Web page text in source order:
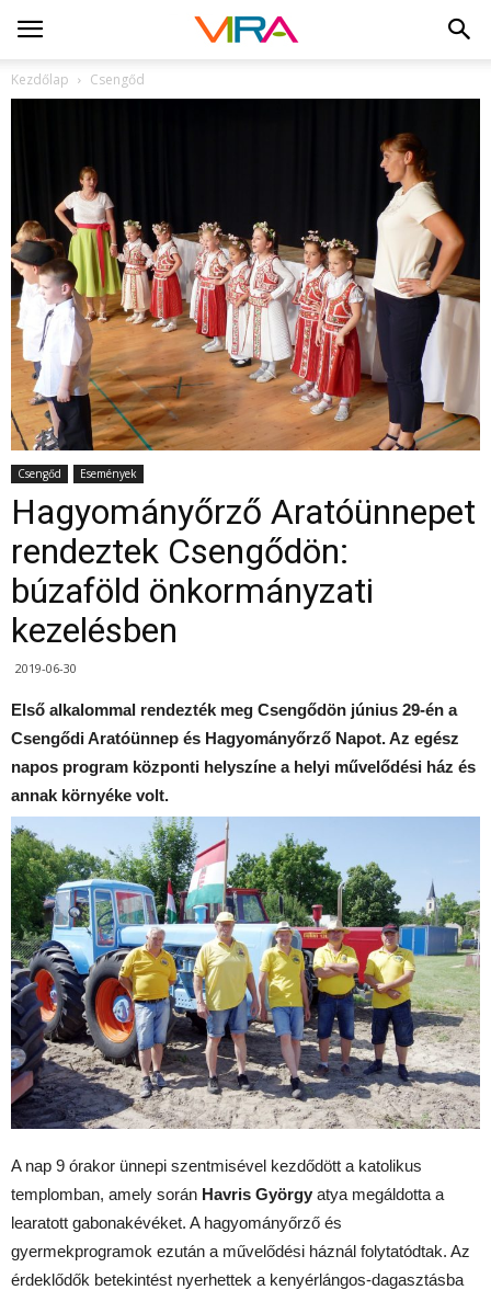
Kezdőlap Csengőd
Csengőd Események
Hagyományőrző Aratóünnepet
rendeztek Csengődön:
búzaföld önkormányzati
kezelésben
2019-06-30
Első alkalommal rendezték meg Csengődön június 29-én a
Csengődi Aratóünnep és Hagyományőrző Napot. Az egész
napos program központi helyszíne a helyi művelődési ház és
annak környéke volt.
A nap 9 órakor ünnepi szentmisével kezdődött a katolikus
templomban, amely során Havris György atya megáldotta a
learatott gabonakévéket. A hagyományőrző és
gyermekprogramok ezután a művelődési háznál folytatódtak. Az
érdeklődők betekintést nyerhettek a kenyérlángos-dagasztásba